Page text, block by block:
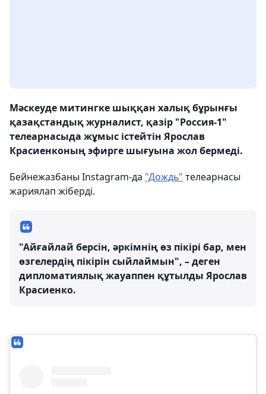
Мәскеуде митингке шыққан халық бұрынғы
қазақстандық журналист, қазір "Россия-1"
телеарнасыда жұмыс істейтін Ярослав
Красиенконың эфирге шығуына жол бермеді.
Бейнежазбаны Instagram-да "Дождь" телеарнасы
жариялап жіберді.
"Айғайлай берсін, әркімнің өз пікірі бар, мен
өзгелердің пікірін сыйлаймын", – деген
дипломатиялық жауаппен құтылды Ярослав
Красиенко.